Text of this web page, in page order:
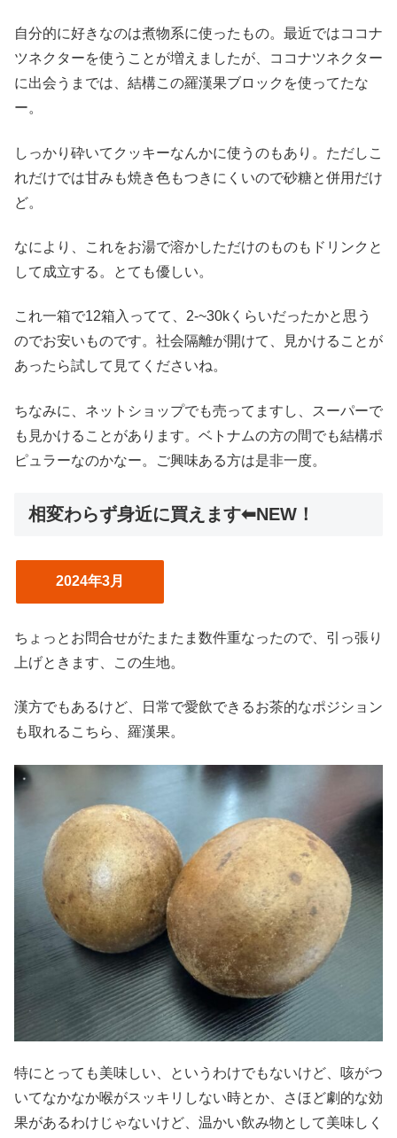
自分的に好きなのは煮物系に使ったもの。最近ではココナ
ツネクターを使うことが増えましたが、ココナツネクター
に出会うまでは、結構この羅漢果ブロックを使ってたな
ー。
しっかり砕いてクッキーなんかに使うのもあり。ただしこ
れだけでは甘みも焼き色もつきにくいので砂糖と併用だけ
ど。
なにより、これをお湯で溶かしただけのものもドリンクと
して成立する。とても優しい。
これ一箱で12箱入ってて、2-~30kくらいだったかと思う
のでお安いものです。社会隔離が開けて、見かけることが
あったら試して見てくださいね。
ちなみに、ネットショップでも売ってますし、スーパーで
も見かけることがあります。ベトナムの方の間でも結構ポ
ピュラーなのかなー。ご興味ある方は是非一度。
相変わらず身近に買えます⬅︎NEW！
2024年3月
ちょっとお問合せがたまたま数件重なったので、引っ張り
上げときます、この生地。
漢方でもあるけど、日常で愛飲できるお茶的なポジション
も取れるこちら、羅漢果。
特にとっても美味しい、というわけでもないけど、咳がつ
いてなかなか喉がスッキリしない時とか、さほど劇的な効
果があるわけじゃないけど、温かい飲み物として美味しく